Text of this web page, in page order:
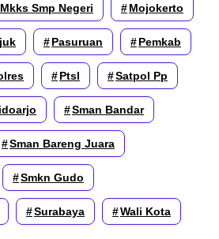
Mkks Smp Negeri Mojokerto
Pasuruan Pemkab
Ptsl Satpol Pp
Sman Bandar
Sman Bareng Juara
Smkn Gudo
Surabaya Wali Kota